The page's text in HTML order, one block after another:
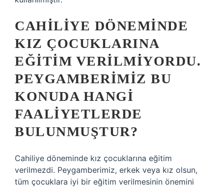
CAHILIYE DÖNEMINDE
KIZ ÇOCUKLARINA
EĞITIM VERILMIYORDU.
PEYGAMBERIMIZ BU
KONUDA HANGI
FAALIYETLERDE
BULUNMUŞTUR?
Cahiliye döneminde kız çocuklarına eğitim
verilmezdi. Peygamberimiz, erkek veya kız olsun,
tüm çocuklara iyi bir eğitim verilmesinin önemini